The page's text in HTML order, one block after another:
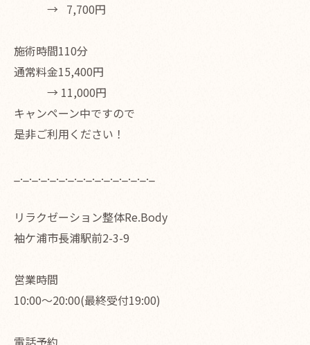
→ 7,700円
施術時間110分
通常料金15,400円
→ 11,000円
キャンペーン中ですので
是非ご利用ください！
_._._._._._._._._._._._._._._._
リラクゼーション整体Re.Body
袖ケ浦市長浦駅前2-3-9
営業時間
10:00〜20:00(最終受付19:00)
電話予約